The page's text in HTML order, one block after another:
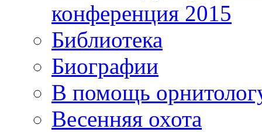
конференция 2015
Библиотека
Биографии
В помощь
Весенняя охота